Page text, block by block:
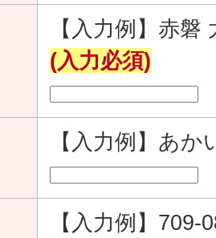
【入力例】赤磐
(入力必須)
【入力例】あ
【入力例】